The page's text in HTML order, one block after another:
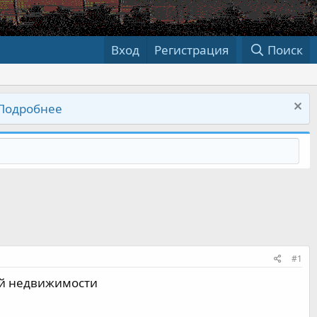
Вход Регистрация Поиск
#1
недвижимости